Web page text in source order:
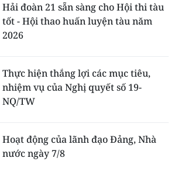
Hải đoàn 21 sẵn sàng cho Hội thi tàu
tốt - Hội thao huấn luyện tàu năm
2026
Thực hiện thắng lợi các mục tiêu,
nhiệm vụ của Nghị quyết số 19-
NQ/TW
Hoạt động của lãnh đạo Đảng, Nhà
nước ngày 7/8